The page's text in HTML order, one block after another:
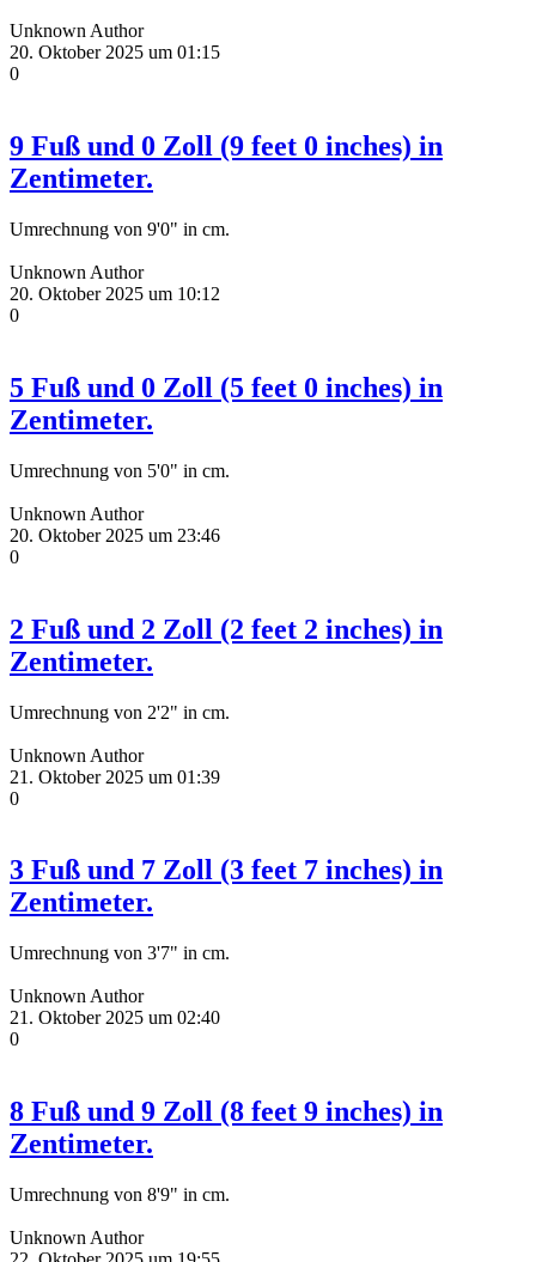
Unknown Author
20. Oktober 2025 um 01:15
0
9 Fuß und 0 Zoll (9 feet 0 inches) in
Zentimeter.
Umrechnung von 9'0" in cm.
Unknown Author
20. Oktober 2025 um 10:12
0
5 Fuß und 0 Zoll (5 feet 0 inches) in
Zentimeter.
Umrechnung von 5'0" in cm.
Unknown Author
20. Oktober 2025 um 23:46
0
2 Fuß und 2 Zoll (2 feet 2 inches) in
Zentimeter.
Umrechnung von 2'2" in cm.
Unknown Author
21. Oktober 2025 um 01:39
0
3 Fuß und 7 Zoll (3 feet 7 inches) in
Zentimeter.
Umrechnung von 3'7" in cm.
Unknown Author
21. Oktober 2025 um 02:40
0
8 Fuß und 9 Zoll (8 feet 9 inches) in
Zentimeter.
Umrechnung von 8'9" in cm.
Unknown Author